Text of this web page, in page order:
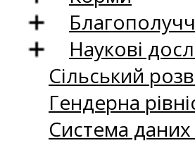
Наукові
Сільський
Гендерна
Система даних